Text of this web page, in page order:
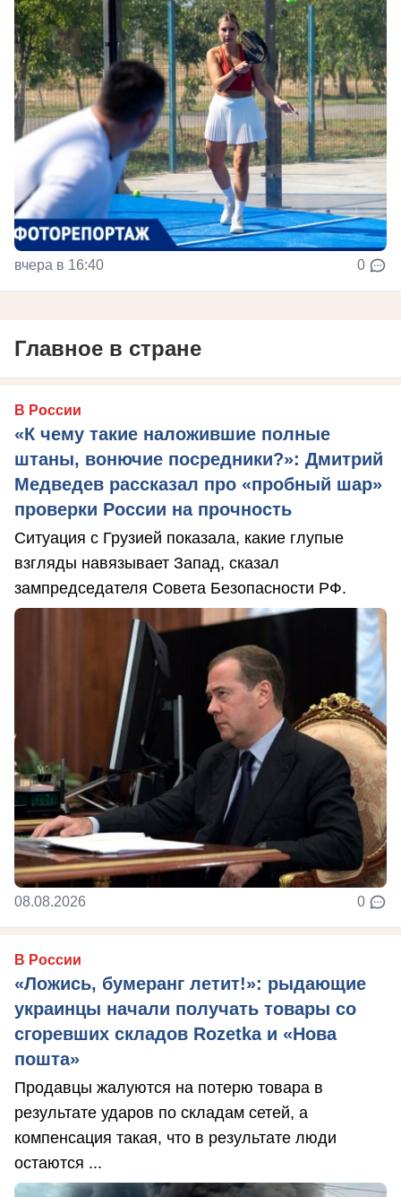
вчера в 16:40 0
Главное в стране
В России
«К чему такие наложившие полные
штаны, вонючие посредники?»: Дмитрий
Медведев рассказал про «пробный шар»
проверки России на прочность
Ситуация с Грузией показала, какие глупые
взгляды навязывает Запад, сказал
зампредседателя Совета Безопасности РФ.
08.08.2026 0
В России
«Ложись, бумеранг летит!»: рыдающие
украинцы начали получать товары со
сгоревших складов Rozetka и «Нова
пошта»
Продавцы жалуются на потерю товара в
результате ударов по складам сетей, а
компенсация такая, что в результате люди
остаются ...